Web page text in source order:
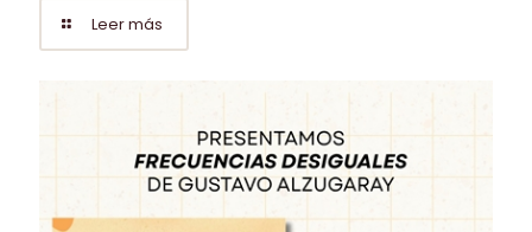
Leer más